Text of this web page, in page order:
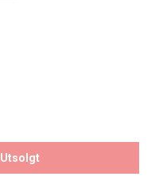
Utsolgt